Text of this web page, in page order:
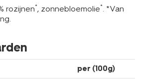
rozijnen*, zonnebloemolie*. *Van
per (100g)